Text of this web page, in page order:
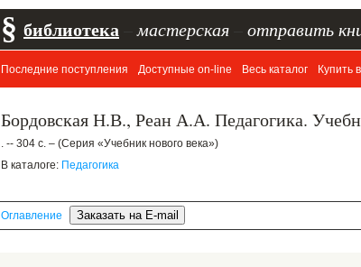
§ библиотека мастерская отправить
Последние поступления Доступные on-line Весь каталог Купить
Бордовская Н.В., Реан А.А. Педагогика.
. -- 304 с. – (Серия «Учебник нового века»)
В каталоге: Педагогика
Оглавление